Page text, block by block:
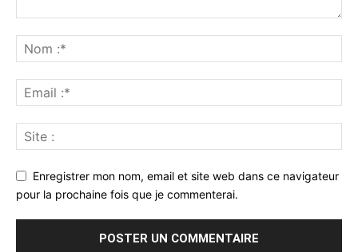
Enregistrer mon nom, email et site web dans ce navigateur
pour la prochaine fois que je commenterai.